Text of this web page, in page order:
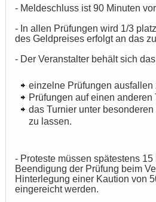
- Meldeschluss ist 90 Minuten
- In allen Prüfungen wird 1/3
des Geldpreises erfolgt an das
- Der Veranstalter behält sich
einzelne Prüfungen ausfallen
Prüfungen auf einen anderen
das Turnier unter
zu lassen.
- Proteste müssen spätestens 15
Beendigung der Prüfung beim
Hinterlegung einer Kaution von
eingereicht werden.